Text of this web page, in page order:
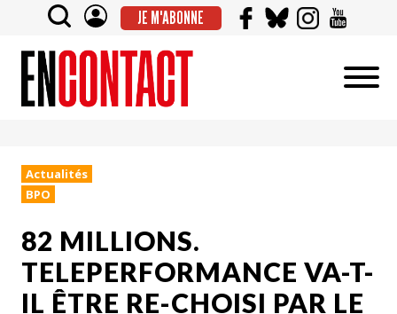
JE M'ABONNE
Actualités
BPO
82 MILLIONS.
TELEPERFORMANCE VA-T-
IL ÊTRE RE-CHOISI PAR LE